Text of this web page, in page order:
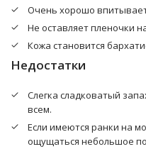
Очень хорошо
Не оставляет пленочки
Кожа становится
Недостатки
Слегка сладковатый
всем.
Если имеются ранки на
ощущаться небольшое